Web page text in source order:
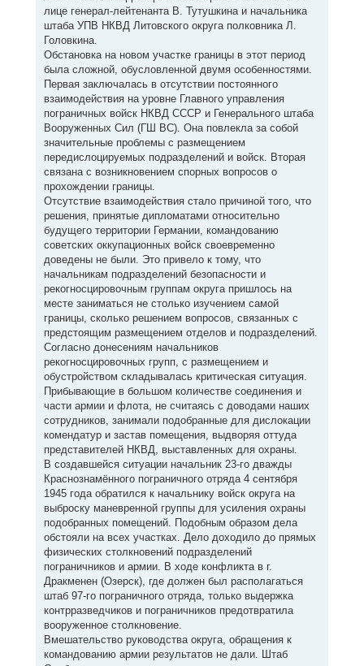
лице генерал-лейтенанта В. Тутушкина и начальника
штаба УПВ НКВД Литовского округа полковника Л.
Головкина.
Обстановка на новом участке границы в этот период
была сложной, обусловленной двумя особенностями.
Первая заключалась в отсутствии постоянного
взаимодействия на уровне Главного управления
пограничных войск НКВД СССР и Генерального штаба
Вооруженных Сил (ГШ ВС). Она повлекла за собой
значительные проблемы с размещением
передислоцируемых подразделений и войск. Вторая
связана с возникновением спорных вопросов о
прохождении границы.
Отсутствие взаимодействия стало причиной того, что
решения, принятые дипломатами относительно
будущего территории Германии, командованию
советских оккупационных войск своевременно
доведены не были. Это привело к тому, что
начальникам подразделений безопасности и
рекогносцировочным группам округа пришлось на
месте заниматься не столько изучением самой
границы, сколько решением вопросов, связанных с
предстоящим размещением отделов и подразделений.
Согласно донесениям начальников
рекогносцировочных групп, с размещением и
обустройством складывалась критическая ситуация.
Прибывающие в большом количестве соединения и
части армии и флота, не считаясь с доводами наших
сотрудников, занимали подобранные для дислокации
комендатур и застав помещения, выдворяя оттуда
представителей НКВД, выставленных для охраны.
В создавшейся ситуации начальник 23-го дважды
Краснознамённого пограничного отряда 4 сентября
1945 года обратился к начальнику войск округа на
выброску маневренной группы для усиления охраны
подобранных помещений. Подобным образом дела
обстояли на всех участках. Дело доходило до прямых
физических столкновений подразделений
пограничников и армии. В ходе конфликта в г.
Дракменен (Озерск), где должен был располагаться
штаб 97-го пограничного отряда, только выдержка
контрразведчиков и пограничников предотвратила
вооруженное столкновение.
Вмешательство руководства округа, обращения к
командованию армии результатов не дали. Штаб